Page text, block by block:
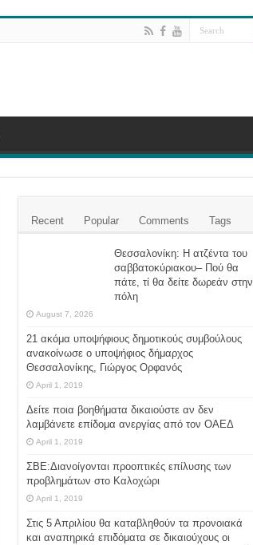
Recent Popular Comments Tags
Θεσσαλονίκη: Η ατζέντα του
σαββατοκύριακου– Πού θα
πάτε, τί θα δείτε δωρεάν στην
πόλη
August 7, 2026
21 ακόμα υποψήφιους δημοτικούς συμβούλους
ανακοίνωσε ο υποψήφιος δήμαρχος
Θεσσαλονίκης, Γιώργος Ορφανός
April 1, 2019
Δείτε ποια βοηθήματα δικαιούστε αν δεν
λαμβάνετε επίδομα ανεργίας από τον ΟΑΕΔ
April 1, 2019
ΣΒΕ:Διανοίγονται προοπτικές επίλυσης των
προβλημάτων στο Καλοχώρι
April 1, 2019
Στις 5 Απριλίου θα καταβληθούν τα προνοιακά
και αναπηρικά επιδόματα σε δικαιούχους οι